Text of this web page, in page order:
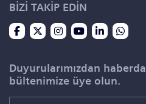
BİZİ TAKİP EDİN
Duyurularımızdan
bültenimize üye olun.